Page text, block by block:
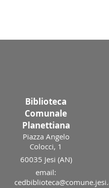
Biblioteca
Comunale
Planettiana
Piazza Angelo
Colocci, 1
60035 Jesi (AN)
email: